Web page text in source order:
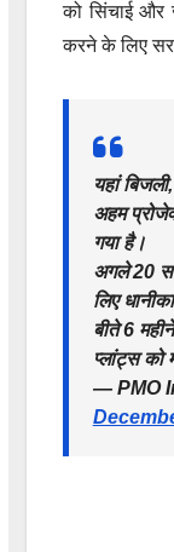
को सिंचाई और
करने के लिए
यहां
अहम
गया है।
अगले 20
लिए
बीते 6
प्लांट्स को
— PMO